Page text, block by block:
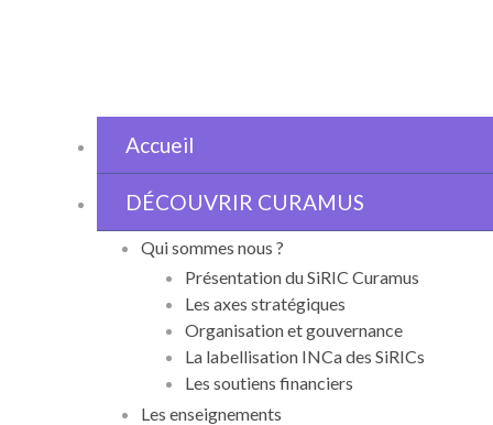
Accueil
DÉCOUVRIR CURAMUS
Qui sommes nous ?
Présentation du SiRIC Curamus
Les axes stratégiques
Organisation et gouvernance
La labellisation INCa des SiRICs
Les soutiens financiers
Les enseignements